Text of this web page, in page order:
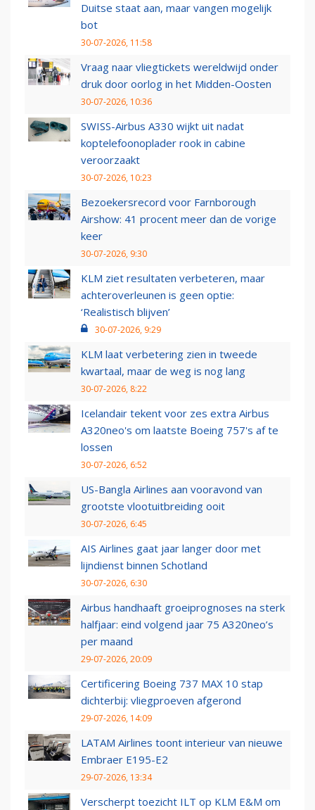
Duitse staat aan, maar vangen mogelijk
bot
30-07-2026, 11:58
Vraag naar vliegtickets wereldwijd onder
druk door oorlog in het Midden-Oosten
30-07-2026, 10:36
SWISS-Airbus A330 wijkt uit nadat
koptelefoonoplader rook in cabine
veroorzaakt
30-07-2026, 10:23
Bezoekersrecord voor Farnborough
Airshow: 41 procent meer dan de vorige
keer
30-07-2026, 9:30
KLM ziet resultaten verbeteren, maar
achteroverleunen is geen optie:
‘Realistisch blijven’
30-07-2026, 9:29
KLM laat verbetering zien in tweede
kwartaal, maar de weg is nog lang
30-07-2026, 8:22
Icelandair tekent voor zes extra Airbus
A320neo's om laatste Boeing 757's af te
lossen
30-07-2026, 6:52
US-Bangla Airlines aan vooravond van
grootste vlootuitbreiding ooit
30-07-2026, 6:45
AIS Airlines gaat jaar langer door met
lijndienst binnen Schotland
30-07-2026, 6:30
Airbus handhaaft groeiprognoses na sterk
halfjaar: eind volgend jaar 75 A320neo’s
per maand
29-07-2026, 20:09
Certificering Boeing 737 MAX 10 stap
dichterbij: vliegproeven afgerond
29-07-2026, 14:09
LATAM Airlines toont interieur van nieuwe
Embraer E195-E2
29-07-2026, 13:34
Verscherpt toezicht ILT op KLM E&M om